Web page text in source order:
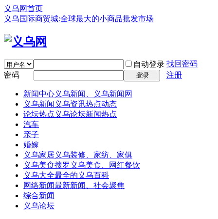
义乌网首页
义乌国际商贸城:全球最大的小商品批发市场
自动登录 找回密码
密码
登录 注册
新闻中心义乌新闻、义乌新闻网
义乌新闻 义乌资讯热点动态
论坛热点 义乌论坛新闻热点
汽车
亲子
婚嫁
义乌家居义乌装修、家纺、家俱
义乌美食搜罗义乌美食、网红餐饮
义乌大全最全的义乌百科
网络新闻最新新闻、社会聚焦
综合新闻
义乌论坛